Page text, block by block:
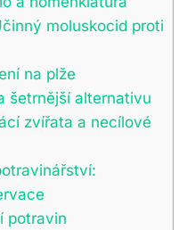
moluskocid proti
na plže
šetrnější alternativu
zvířata a necílové
potravin